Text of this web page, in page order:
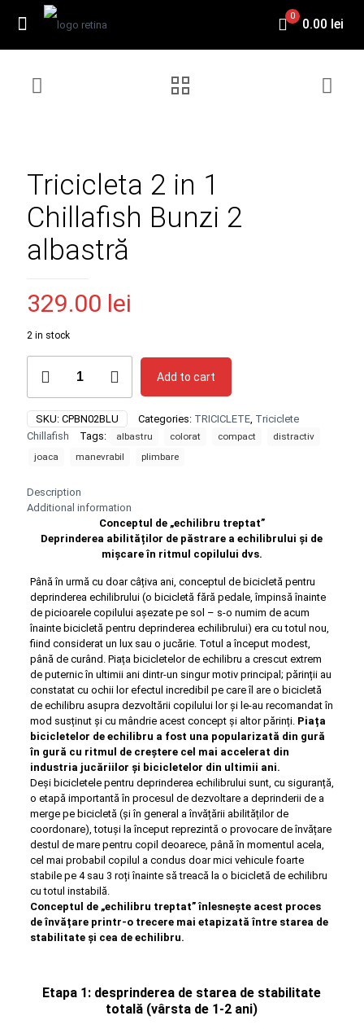
0
0.00 lei
Tricicleta 2 in 1
Chillafish Bunzi 2
albastră
329.00 lei
2 in stock
in
1
Chillafish
Bunzi
quantity
Add to cart
SKU: CPBN02BLU Categories: TRICICLETE, Triciclete
Chillafish
Tags: albastru colorat compact
distractiv
joaca
manevrabil plimbare
Description
Additional information
Conceptul de „echilibru treptat”
Deprinderea abilităților de păstrare a echilibrului și de
mișcare în ritmul copilului dvs.
Până în urmă cu doar câțiva ani, conceptul de bicicletă pentru
deprinderea echilibrului (o bicicletă fără pedale, împinsă înainte
de picioarele copilului așezate pe sol – s-o numim de acum
înainte bicicletă pentru deprinderea echilibrului) era cu totul nou,
fiind considerat un lux sau o jucărie. Totul a început modest,
până de curând. Piața bicicletelor de echilibru a crescut extrem
de puternic în ultimii ani dintr-un singur motiv principal; părinții au
constatat cu ochii lor efectul incredibil pe care îl are o bicicletă
de echilibru asupra dezvoltării copilului lor și le-au recomandat în
mod susținut și cu mândrie acest concept și altor părinți. Piața
bicicletelor de echilibru a fost una popularizată din gură
în gură cu ritmul de creștere cel mai accelerat din
industria jucăriilor și bicicletelor din ultimii ani.
Deși bicicletele pentru deprinderea echilibrului sunt, cu siguranță,
o etapă importantă în procesul de dezvoltare a deprinderii de a
merge pe bicicletă (și în general a învățării abilităților de
coordonare), totuși la început reprezintă o provocare de învățare
destul de mare pentru copil deoarece, până în momentul acela,
cel mai probabil copilul a condus doar mici vehicule foarte
stabile pe 4 sau 3 roți înainte să treacă la o bicicletă de echilibru
cu totul instabilă.
Conceptul de „echilibru treptat” înlesnește acest proces
de învățare printr-o trecere mai etapizată între starea de
stabilitate și cea de echilibru.
Etapa 1: desprinderea de starea de stabilitate
totală (vârsta de 1-2 ani)